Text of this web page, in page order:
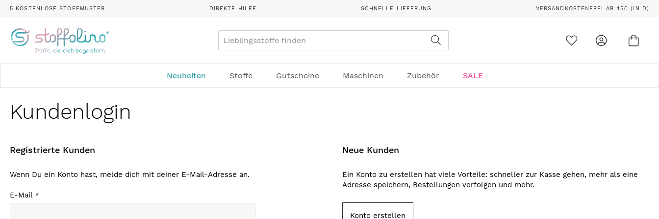
5 KOSTENLOSE STOFFMUSTER DIREKTE HILFE SCHNELLE LIEFERUNG VERSANDKOSTENFREI AB 45€ (IN D)
Suche
Neuheiten Stoffe Gutscheine Maschinen Zubehör SALE
Kundenlogin
Registrierte Kunden
Wenn Du ein Konto hast, melde dich mit deiner E-Mail-Adresse an.
E-Mail
Neue Kunden
Ein Konto zu erstellen hat viele Vorteile: schneller zur Kasse gehen, mehr als eine
Adresse speichern, Bestellungen verfolgen und mehr.
Konto erstellen